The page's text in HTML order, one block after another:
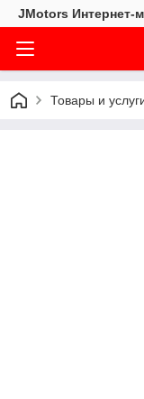
JMotors Интернет-
Товары и